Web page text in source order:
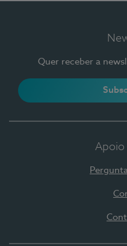
Quer receber a
Apoio